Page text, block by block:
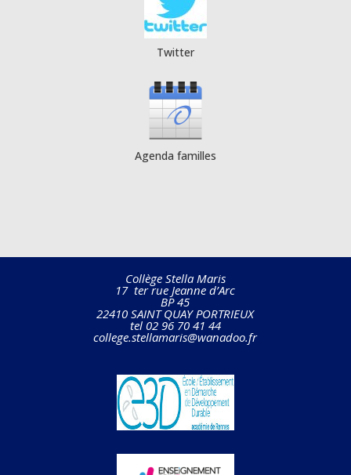
Twitter
Agenda familles
Collège Stella Maris
17 ter rue Jeanne d’Arc
BP 45
22410 SAINT QUAY PORTRIEUX
tel 02 96 70 41 44
college.stellamaris@wanadoo.fr